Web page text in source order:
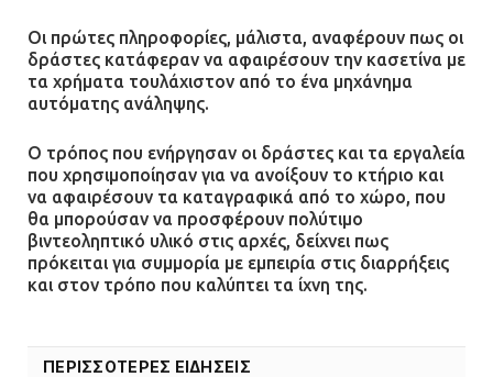
Οι πρώτες πληροφορίες, μάλιστα, αναφέρουν πως οι
δράστες κατάφεραν να αφαιρέσουν την κασετίνα με
τα χρήματα τουλάχιστον από το ένα μηχάνημα
αυτόματης ανάληψης.
Ο τρόπος που ενήργησαν οι δράστες και τα εργαλεία
που χρησιμοποίησαν για να ανοίξουν το κτήριο και
να αφαιρέσουν τα καταγραφικά από το χώρο, που
θα μπορούσαν να προσφέρουν πολύτιμο
βιντεοληπτικό υλικό στις αρχές, δείχνει πως
πρόκειται για συμμορία με εμπειρία στις διαρρήξεις
και στον τρόπο που καλύπτει τα ίχνη της.
ΠΕΡΙΣΣΟΤΕΡΕΣ ΕΙΔΗΣΕΙΣ